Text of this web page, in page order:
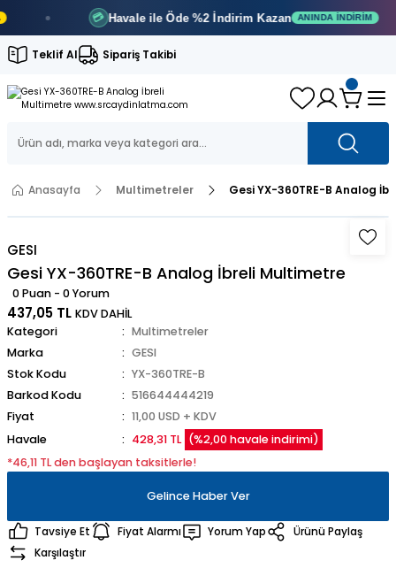
Havale ile Öde%2 İndirimKazan ANINDA İNDIRIM
Teklif Al Sipariş Takibi
Anasayfa Multimetreler Gesi YX-360TRE-B Analog
GESI
Gesi YX-360TRE-B Analog İbreli Multimetre
0 Puan - 0 Yorum
437,05 TL KDV DAHİL
Kategori
Multimetreler
Marka
GESI
Stok Kodu
YX-360TRE-B
Barkod Kodu
516644444219
Fiyat
11,00 USD + KDV
Havale
428,31 TL (%2,00 havale indirimi)
*46,11 TL den başlayan taksitlerle!
Gelince Haber Ver
Tavsiye Et Fiyat Alarmı Yorum Yap
Ürünü Paylaş
Karşılaştır